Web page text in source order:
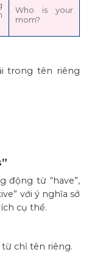
Who is your
mom?
trong tên riêng
động từ “have”,
với ý nghĩa sở
cụ thể.
từ chỉ tên riêng.